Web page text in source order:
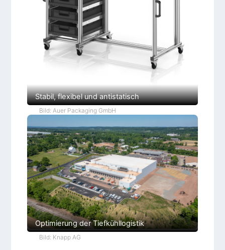
Stabil, flexibel und antistatisch
Bild: Auer Packaging GmbH
Optimierung der Tiefkühllogistik
Bild: Knapp AG